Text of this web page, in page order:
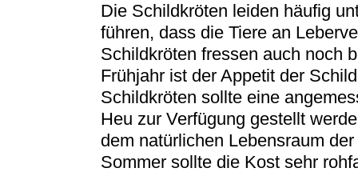
Die Schildkröten leiden häufig
führen, dass die Tiere an
Schildkröten fressen auch noch
Frühjahr ist der Appetit der
Schildkröten sollte eine
Heu zur Verfügung gestellt
dem natürlichen Lebensraum
Sommer sollte die Kost sehr